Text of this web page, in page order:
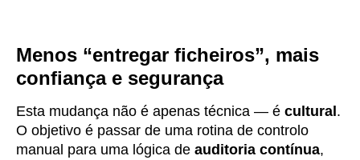
Menos “entregar ficheiros”, mais
confiança e segurança
Esta mudança não é apenas técnica — é cultural .
O objetivo é passar de uma rotina de controlo
manual para uma lógica de auditoria contínua,